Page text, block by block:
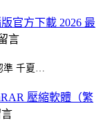
官方下載 2026 最
言
準 千夏…
壓縮軟體（繁